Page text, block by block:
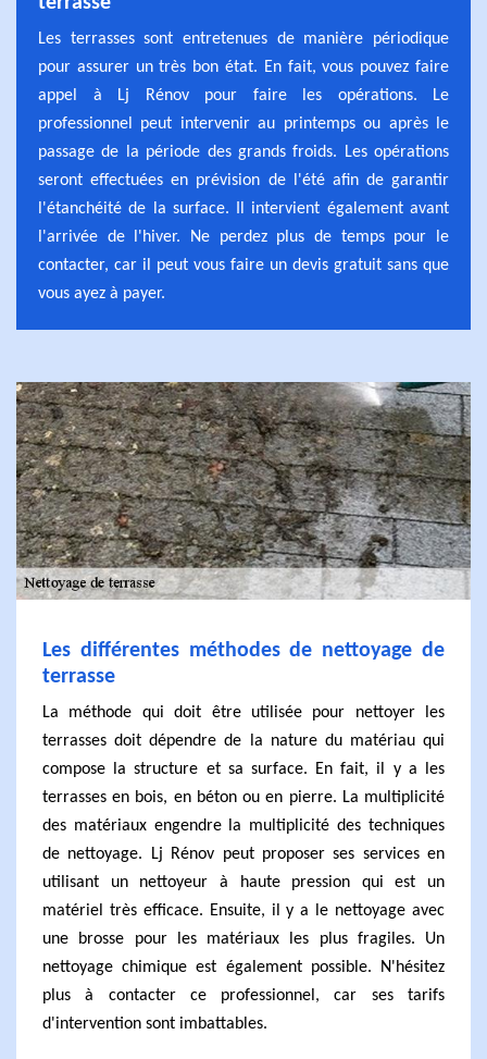
Les terrasses sont entretenues de manière périodique
pour assurer un très bon état. En fait, vous pouvez faire
appel à Lj Rénov pour faire les opérations. Le
professionnel peut intervenir au printemps ou après le
passage de la période des grands froids. Les opérations
seront effectuées en prévision de l'été afin de garantir
l'étanchéité de la surface. Il intervient également avant
l'arrivée de l'hiver. Ne perdez plus de temps pour le
contacter, car il peut vous faire un devis gratuit sans que
vous ayez à payer.
Les différentes méthodes de nettoyage de
terrasse
La méthode qui doit être utilisée pour nettoyer les
terrasses doit dépendre de la nature du matériau qui
compose la structure et sa surface. En fait, il y a les
terrasses en bois, en béton ou en pierre. La multiplicité
des matériaux engendre la multiplicité des techniques
de nettoyage. Lj Rénov peut proposer ses services en
utilisant un nettoyeur à haute pression qui est un
matériel très efficace. Ensuite, il y a le nettoyage avec
une brosse pour les matériaux les plus fragiles. Un
nettoyage chimique est également possible. N'hésitez
plus à contacter ce professionnel, car ses tarifs
d'intervention sont imbattables.